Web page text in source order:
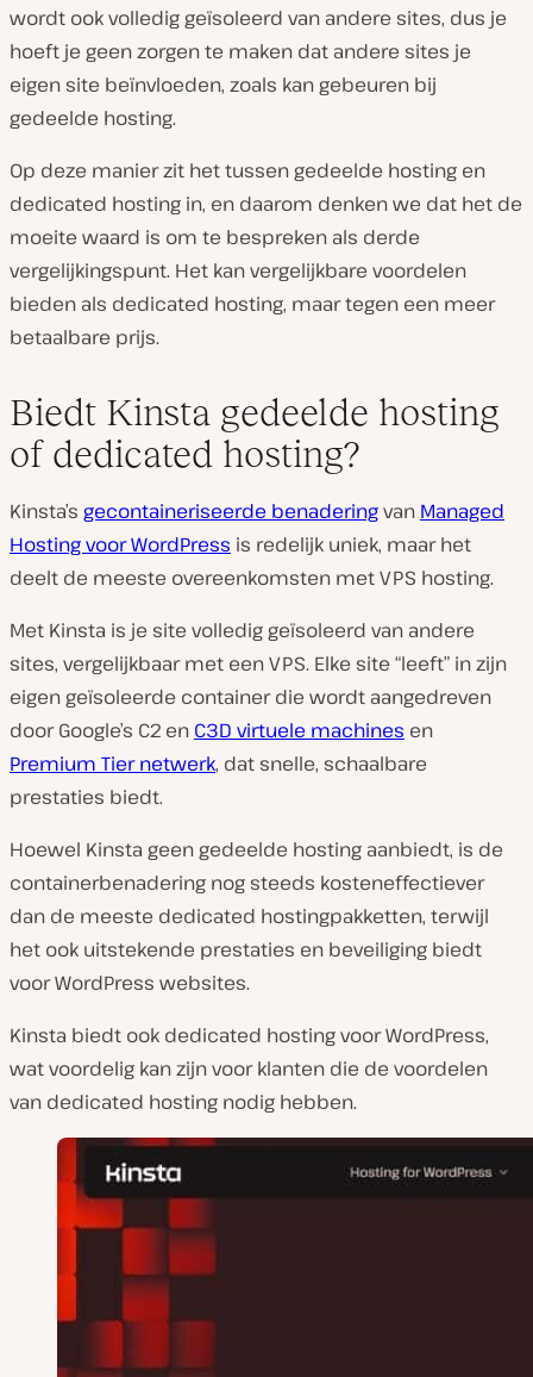
wordt ook volledig geïsoleerd van andere sites, dus je
hoeft je geen zorgen te maken dat andere sites je
eigen site beïnvloeden, zoals kan gebeuren bij
gedeelde hosting.
Op deze manier zit het tussen gedeelde hosting en
dedicated hosting in, en daarom denken we dat het de
moeite waard is om te bespreken als derde
vergelijkingspunt. Het kan vergelijkbare voordelen
bieden als dedicated hosting, maar tegen een meer
betaalbare prijs.
Biedt Kinsta gedeelde hosting
of dedicated hosting?
Kinsta’s gecontaineriseerde benaderingvan Managed
Hosting voor WordPress is redelijk uniek, maar het
deelt de meeste overeenkomsten met VPS hosting.
Met Kinsta is je site volledig geïsoleerd van andere
sites, vergelijkbaar met een VPS. Elke site “leeft” in zijn
eigen geïsoleerde container die wordt aangedreven
door Google’s C2 en C3D virtuele machines en
Premium Tier netwerk, dat snelle, schaalbare
prestaties biedt.
Hoewel Kinsta geen gedeelde hosting aanbiedt, is de
containerbenadering nog steeds kosteneffectiever
dan de meeste dedicated hostingpakketten, terwijl
het ook uitstekende prestaties en beveiliging biedt
voor WordPress websites.
Kinsta biedt ook dedicated hosting voor WordPress,
wat voordelig kan zijn voor klanten die de voordelen
van dedicated hosting nodig hebben.